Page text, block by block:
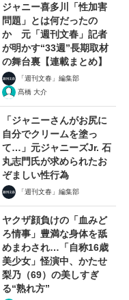
ジャニー喜多川「性加害
問題」とは何だったの
か 元「週刊文春」記者
が明かす“33週”長期取材
の舞台裏【連載まとめ】
「週刊文春」編集部
髙橋 大介
「ジャニーさんがお尻に
自分でクリームを塗っ
て…」元ジャニーズJr. 石
丸志門氏が求められたお
ぞましい性行為
「週刊文春」編集部
ヤクザ顔負けの「血みど
ろ情事」豊満な身体を舐
めまわされ…「自称16歳
美少女」怪演中、かたせ
梨乃（69）の美しすぎ
る“熟れ方”